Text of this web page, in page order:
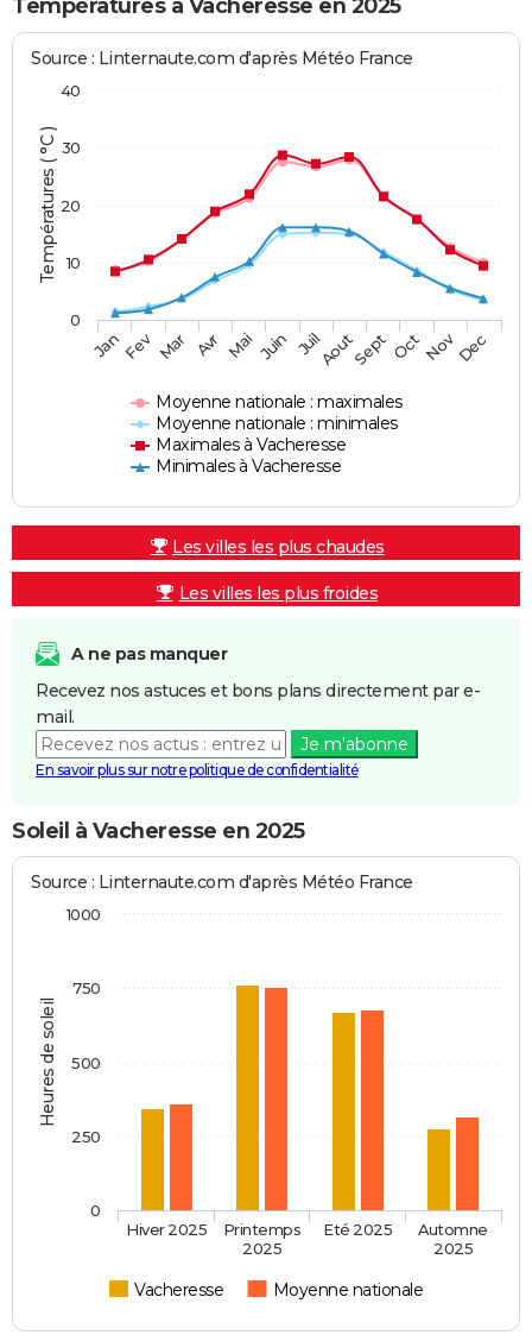
Températures à Vacheresse en 2025
Températures ( °C )
Source : Linternaute.com d'après Météo France
Moyenne nationale : maximales
Moyenne nationale : minimales
Maximales à Vacheresse
Minimales à Vacheresse
JanFev Mar Avr Mai Juin JuilAoutSept OctNovDec
0
10
20
30
40
Les villes les plus chaudes
Les villes les plus froides
A ne pas manquer
Recevez nos astuces et bons plans directement par e-
mail.
Je m'abonne
En savoir plus sur notre politique de confidentialité
Soleil à Vacheresse en 2025
Heures de soleil
Source : Linternaute.com d'après Météo France
Vacheresse Moyenne nationale
Hiver 2025
Printemps
2025
Eté 2025
Automne
2025
0
1000
250
500
750